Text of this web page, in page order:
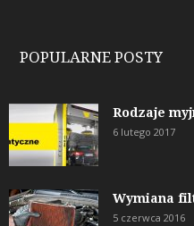
POPULARNE POSTY
Rodzaje
6 lutego 2017
Wymiana
5 czerwca 2016